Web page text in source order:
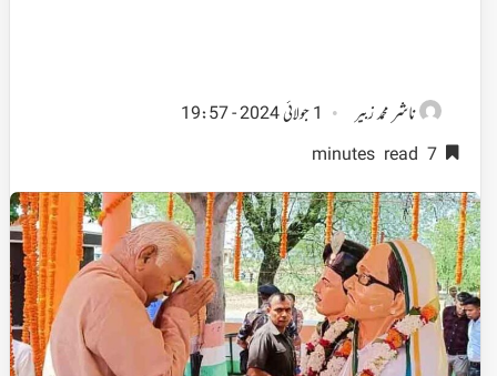
ناشرمحمد زبیر
1 جولائی 2024 - 19:57
7 minutes read